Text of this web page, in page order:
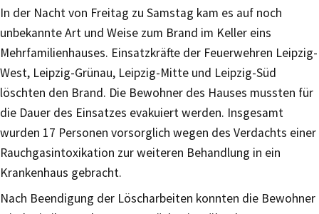
In der Nacht von Freitag zu Samstag kam es auf noch
unbekannte Art und Weise zum Brand im Keller eins
Mehrfamilienhauses. Einsatzkräfte der Feuerwehren Leipzig-
West, Leipzig-Grünau, Leipzig-Mitte und Leipzig-Süd
löschten den Brand. Die Bewohner des Hauses mussten für
die Dauer des Einsatzes evakuiert werden. Insgesamt
wurden 17 Personen vorsorglich wegen des Verdachts einer
Rauchgasintoxikation zur weiteren Behandlung in ein
Krankenhaus gebracht.
Nach Beendigung der Löscharbeiten konnten die Bewohner